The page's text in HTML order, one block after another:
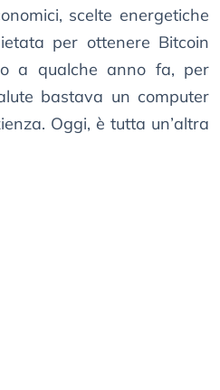
scelte energetiche
per ottenere Bitcoin
a qualche anno fa, per
bastava un computer
Oggi, è tutta un’altra